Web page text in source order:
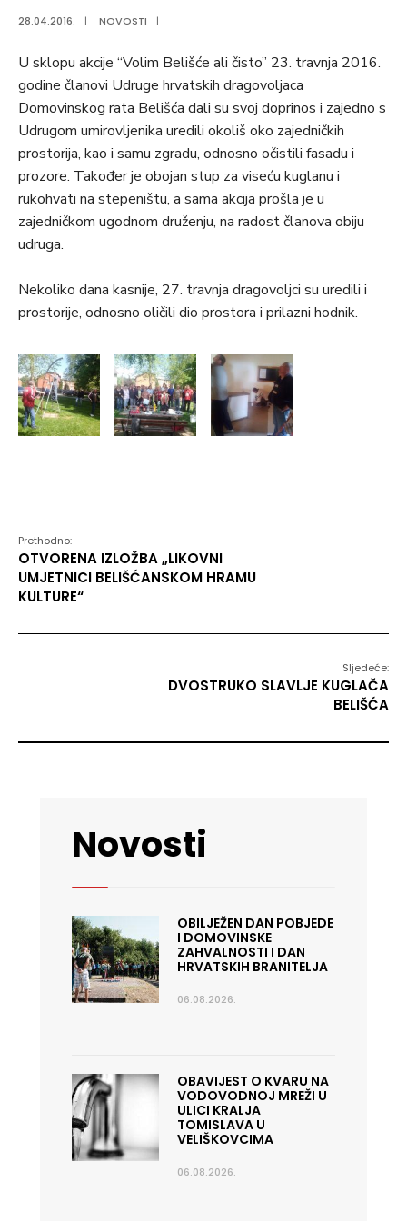
28.04.2016. | NOVOSTI |
U sklopu akcije “Volim Belišće ali čisto” 23. travnja 2016.
godine članovi Udruge hrvatskih dragovoljaca
Domovinskog rata Belišća dali su svoj doprinos i zajedno s
Udrugom umirovljenika uredili okoliš oko zajedničkih
prostorija, kao i samu zgradu, odnosno očistili fasadu i
prozore. Također je obojan stup za viseću kuglanu i
rukohvati na stepeništu, a sama akcija prošla je u
zajedničkom ugodnom druženju, na radost članova obiju
udruga.
Nekoliko dana kasnije, 27. travnja dragovoljci su uredili i
prostorije, odnosno oličili dio prostora i prilazni hodnik.
Prethodno:
OTVORENA IZLOŽBA „LIKOVNI
UMJETNICI BELIŠĆANSKOM HRAMU
KULTURE“
Sljedeće:
DVOSTRUKO SLAVLJE KUGLAČA
BELIŠĆA
Novosti
OBILJEŽEN DAN POBJEDE
I DOMOVINSKE
ZAHVALNOSTI I DAN
HRVATSKIH BRANITELJA
06.08.2026.
OBAVIJEST O KVARU NA
VODOVODNOJ MREŽI U
ULICI KRALJA
TOMISLAVA U
VELIŠKOVCIMA
06.08.2026.